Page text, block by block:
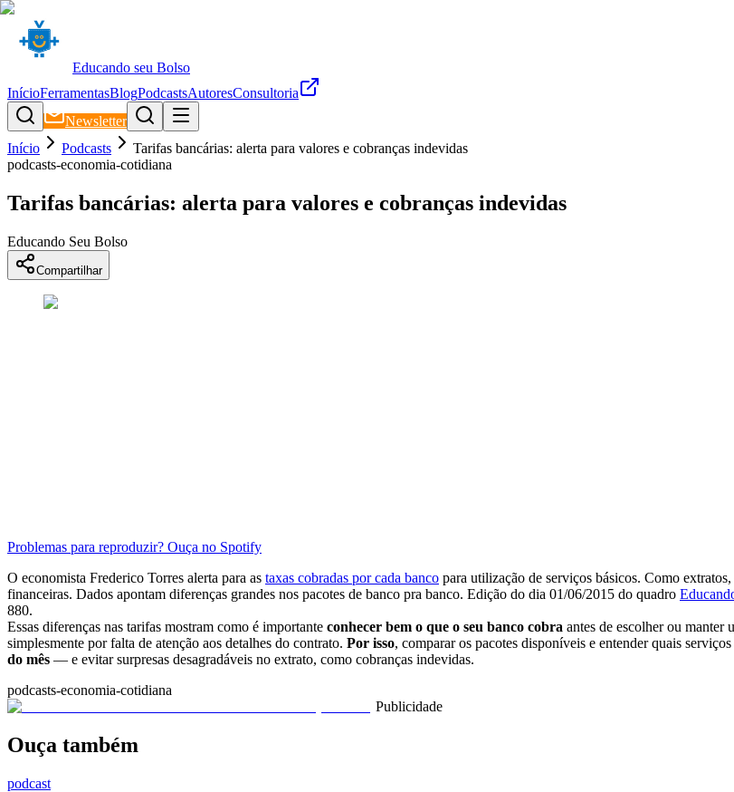
Educando seu Bolso
InícioFerramentasBlogPodcastsAutoresConsultoria
Newsletter
Início
Podcasts
Tarifas bancárias: alerta para valores e cobranças indevidas
podcasts-economia-cotidiana
Tarifas bancárias: alerta para valores e cobranças indevidas
Educando Seu Bolso
Compartilhar
Problemas para reproduzir? Ouça no Spotify
O economista Frederico Torres alerta para as taxas cobradas por cada banco para utilização de serviços básicos. Como
financeiras. Dados apontam diferenças grandes nos pacotes de banco pra banco. Edição do dia 01/06/2015 do quadro
880.
Essas diferenças nas tarifas mostram como é importante conhecer bem o que o seu banco cobra antes de escolher ou manter
simplesmente por falta de atenção aos detalhes do contrato. Por isso, comparar os pacotes disponíveis e entender quais
do mês — e evitar surpresas desagradáveis no extrato, como cobranças indevidas.
podcasts-economia-cotidiana
Publicidade
Ouça também
podcast